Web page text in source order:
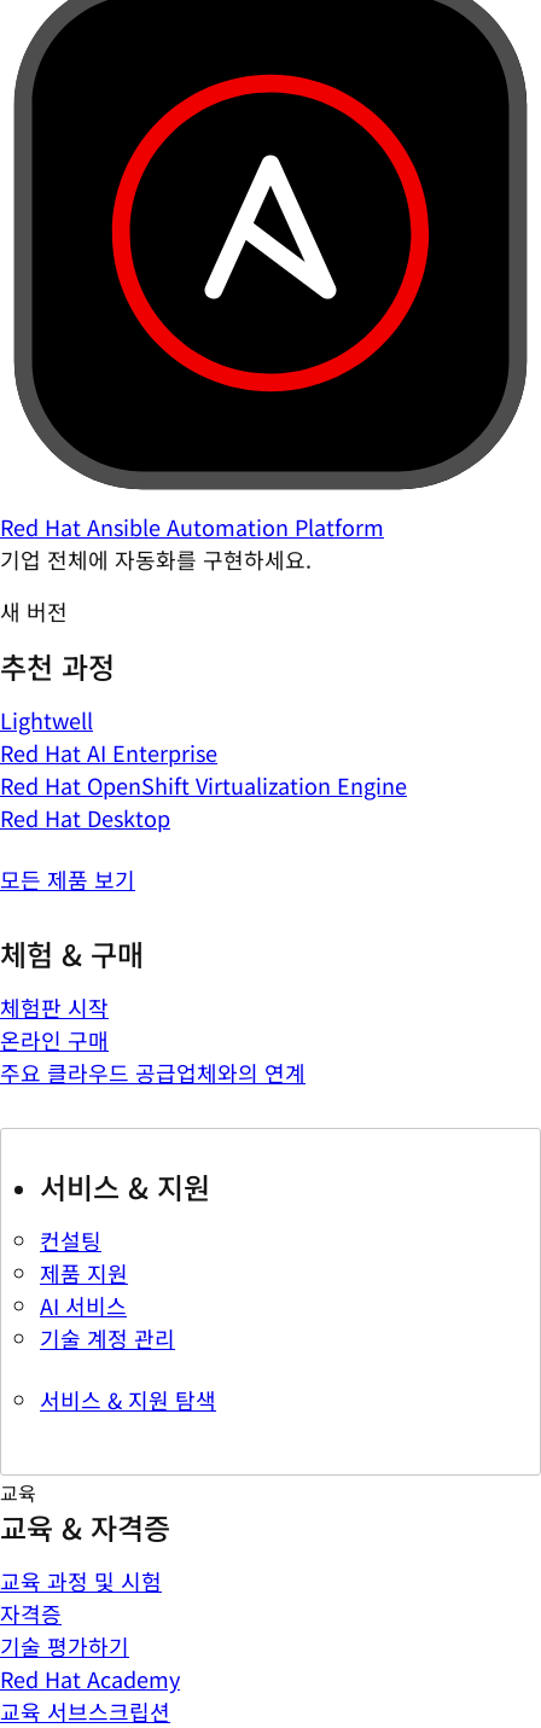
Red Hat Ansible Automation Platform
기업 전체에 자동화를 구현하세요.
새 버전
추천 과정
Lightwell
Red Hat AI Enterprise
Red Hat OpenShift Virtualization Engine
Red Hat Desktop
모든 제품 보기
체험 & 구매
체험판 시작
온라인 구매
주요 클라우드 공급업체와의 연계
서비스 & 지원
컨설팅
제품 지원
AI 서비스
기술 계정 관리
서비스 & 지원 탐색
교육
교육 & 자격증
교육 과정 및 시험
자격증
기술 평가하기
Red Hat Academy
교육 서브스크립션